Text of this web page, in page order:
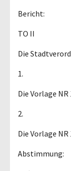
Bericht:
TO II
Die
1.
Die Vorlage
2.
Die Vorlage
Abstimmung: